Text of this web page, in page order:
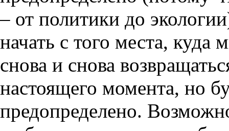
– от политики до
начать с того места,
снова и снова
настоящего момента, но
предопределено.